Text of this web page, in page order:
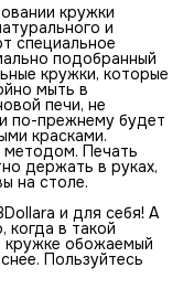
кружки
и
специальное
подобранный
кружки, которые
мыть в
печи, не
по-прежнему будет
красками.
Печать
держать в руках,
на столе.
и для себя! А
когда в такой
кружке обожаемый
Пользуйтесь